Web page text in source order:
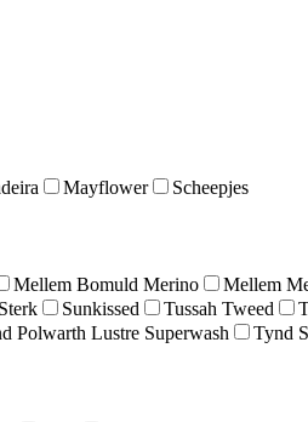
Mayflower Scheepjes
Mellem Bomuld Merino Mellem
Sterk Sunkissed Tussah Tweed
Polwarth Lustre Superwash Tynd